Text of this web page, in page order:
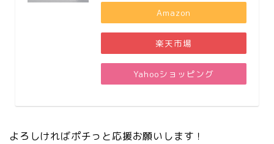
Amazon
楽天市場
Yahooショッピング
よろしければポチっと応援お願いします！